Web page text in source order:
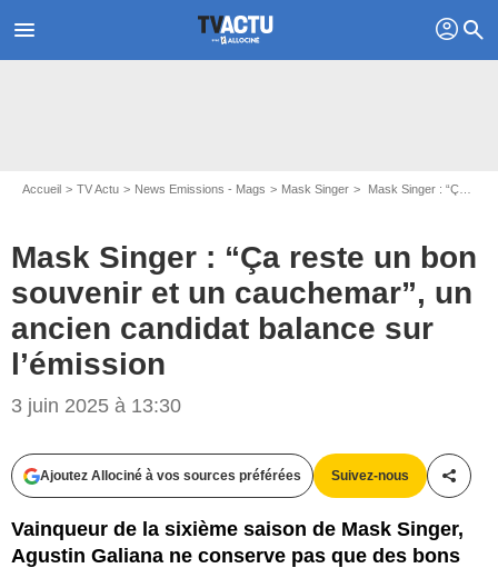
menu profil search
Accueil TV Actu News Emissions - Mags Mask Singer Mask Singer : “Ça reste un bon souvenir et un cauchemar”, un ancien candidat balance sur l’émission
Mask Singer : “Ça reste un bon
souvenir et un cauchemar”, un
ancien candidat balance sur
l’émission
3 juin 2025 à 13:30
Ajoutez Allociné à vos sources préférées Suivez-nous
Vainqueur de la sixième saison de Mask Singer,
Agustin Galiana ne conserve pas que des bons